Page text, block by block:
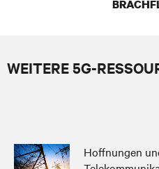
WEITERE 5G-
Hoffnungen